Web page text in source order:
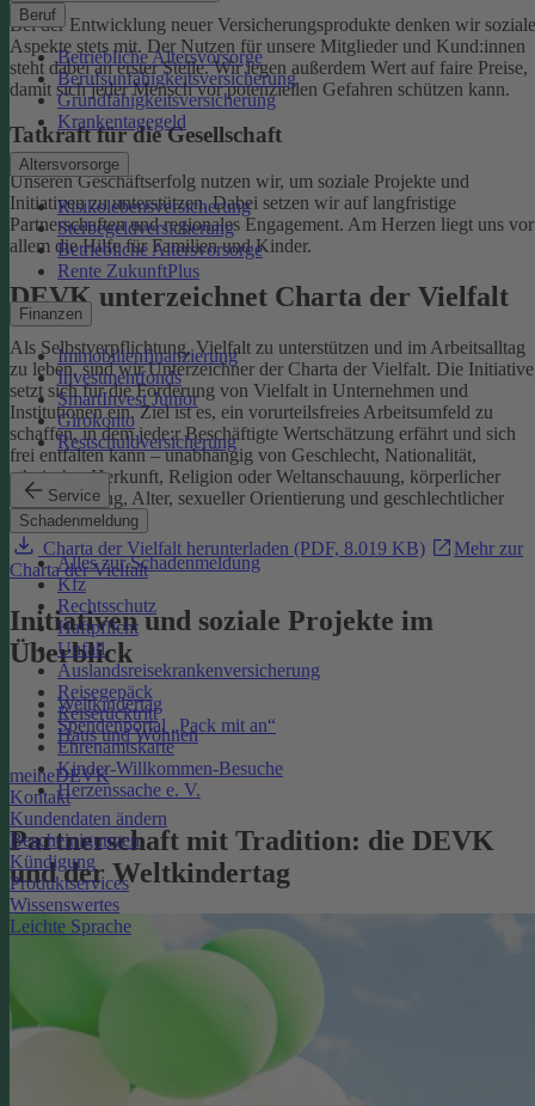
Beruf
Betriebliche Altersvorsorge
Berufsunfähigkeitsversicherung
Grundfähigkeitsversicherung
Krankentagegeld
Altersvorsorge
Risikolebensversicherung
Sterbegeldversicherung
Betriebliche Altersvorsorge
Rente ZukunftPlus
Finanzen
Immobilienfinanzierung
Investmentfonds
SmartInvest Junior
Girokonto
Restschuldversicherung
Service
Schadenmeldung
Alles zur Schadenmeldung
Kfz
Rechtsschutz
Haftpflicht
Unfall
Auslandsreisekrankenversicherung
Reisegepäck
Reiserücktritt
Haus und Wohnen
meineDEVK
Kontakt
Kundendaten ändern
Bescheinigungen
Kündigung
Produktservices
Wissenswertes
Leichte Sprache
Bei der Entwicklung neuer Versicherungsprodukte denken wir soziale
Aspekte stets mit. Der Nutzen für unsere Mitglieder und Kund:innen
steht dabei an erster Stelle.Wir legen außerdem Wert auf faire Preise,
damit sich jeder Mensch vor potenziellen Gefahren schützen kann.
Tatkraft für die Gesellschaft
Unseren Geschäftserfolg nutzen wir, um soziale Projekte und
Initiativen zu unterstützen. Dabei setzen wir auf langfristige
Partnerschaften und regionales Engagement. Am Herzen liegt uns vor
allem die Hilfe für Familien und Kinder.
DEVK unterzeichnet Charta der Vielfalt
Als Selbstverpflichtung, Vielfalt zu unterstützen und im Arbeitsalltag
zu leben, sind wir Unterzeichner der Charta der Vielfalt. Die Initiative
setzt sich für die Förderung von Vielfalt in Unternehmen und
Institutionen ein.Ziel ist es, ein vorurteilsfreies Arbeitsumfeld zu
schaffen, in dem jede:r Beschäftigte Wertschätzung erfährt und sich
frei entfalten kann – unabhängig von Geschlecht, Nationalität,
ethnischer Herkunft, Religion oder Weltanschauung, körperlicher
Einschränkung, Alter, sexueller Orientierung und geschlechtlicher
Identität.
Charta der Vielfalt herunterladen (PDF, 8.019 KB)
Mehr zur
Charta der Vielfalt
Initiativen und soziale Projekte im
Überblick
Weltkindertag
Spendenportal „Pack mit an“
Ehrenamtskarte
Kinder-Willkommen-Besuche
Herzenssache e. V.
Partnerschaft mit Tradition: die DEVK
und der Weltkindertag